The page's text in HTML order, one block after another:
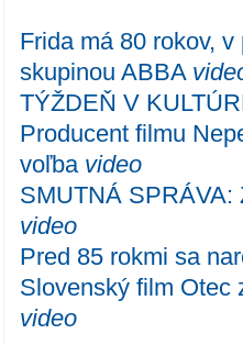
Frida má 80 rokov,
skupinou ABBA
TÝŽDEŇ V
Producent filmu
voľba video
SMUTNÁ SPRÁVA:
video
Pred 85 rokmi sa
Slovenský film Otec
video